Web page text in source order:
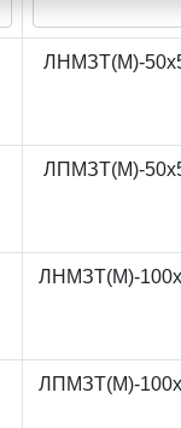
ЛНМЗТ(М)-
ЛПМЗТ(М)-
ЛНМЗТ(М)-
ЛПМЗТ(М)-